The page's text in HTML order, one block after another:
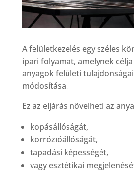
A felületkezelés egy széles
ipari folyamat, amelynek
anyagok felületi
módosítása.
Ez az eljárás növelheti az
kopásállóságát,
korrózióállóságát,
tapadási képességét,
vagy esztétikai